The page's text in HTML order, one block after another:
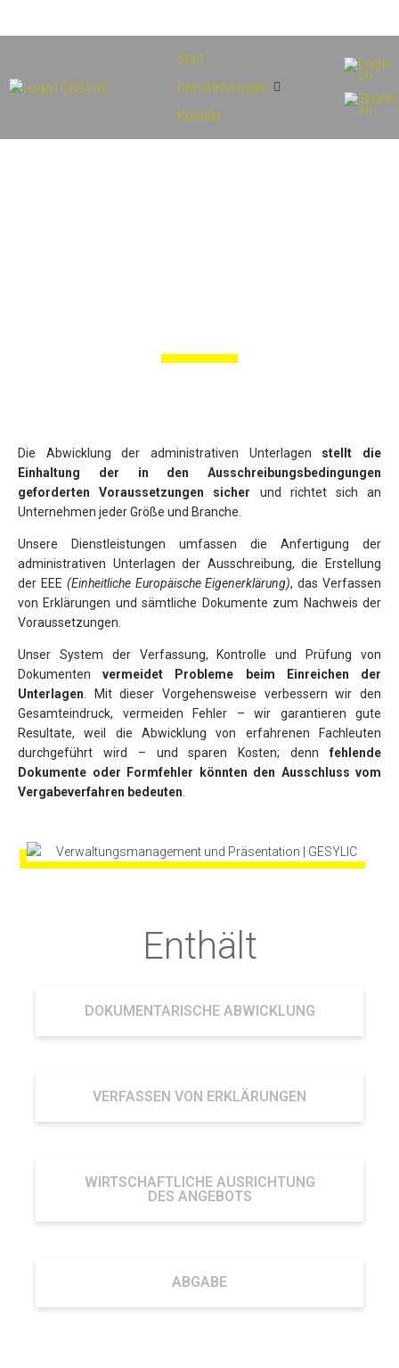
Start
Dienstleistungen
Kontakt
Die Abwicklung der administrativen Unterlagen stellt die
Einhaltung der in den Ausschreibungsbedingungen
geforderten Voraussetzungen sicher und richtet sich an
Unternehmen jeder Größe und Branche.
Unsere Dienstleistungen umfassen die Anfertigung der
administrativen Unterlagen der Ausschreibung, die Erstellung
der EEE (Einheitliche Europäische Eigenerklärung), das Verfassen
von Erklärungen und sämtliche Dokumente zum Nachweis der
Voraussetzungen.
Unser System der Verfassung, Kontrolle und Prüfung von
Dokumentenvermeidet Probleme beim Einreichen der
Unterlagen . Mit dieser Vorgehensweise verbessern wir den
Gesamteindruck, vermeiden Fehler – wir garantieren gute
Resultate, weil die Abwicklung von erfahrenen Fachleuten
durchgeführt wird – und sparen Kosten; dennfehlende
Dokumente oder Formfehler könnten den Ausschluss vom
Vergabeverfahren bedeuten
Enthält
DOKUMENTARISCHE ABWICKLUNG
VERFASSEN VON ERKLÄRUNGEN
WIRTSCHAFTLICHE AUSRICHTUNG
DES ANGEBOTS
ABGABE